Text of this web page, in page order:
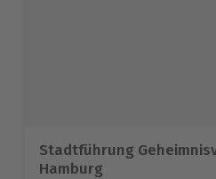
Stadtführung
Hamburg